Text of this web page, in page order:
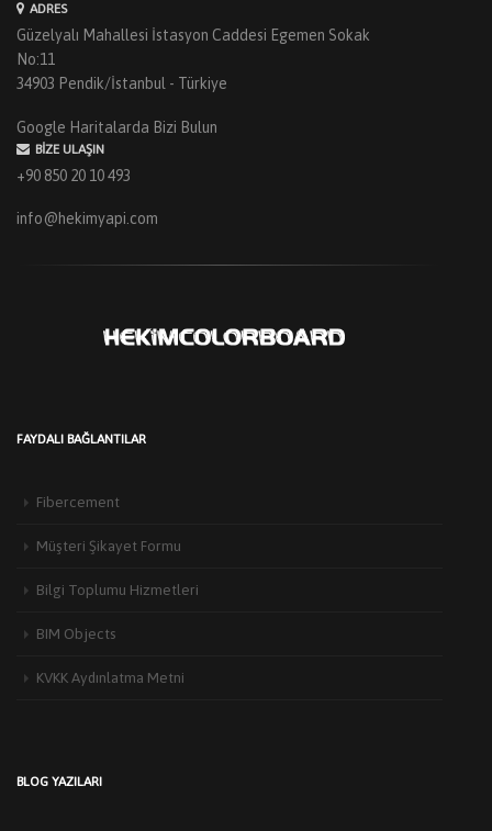
ADRES
Güzelyalı Mahallesi İstasyon Caddesi Egemen Sokak
No:11
34903 Pendik/İstanbul - Türkiye
Google Haritalarda Bizi Bulun
BIZE ULAŞIN
+90 850 20 10 493
info@hekimyapi.com
FAYDALI BAĞLANTILAR
Fibercement
Müşteri Şikayet Formu
Bilgi Toplumu Hizmetleri
BIM Objects
KVKK Aydınlatma Metni
BLOG YAZILARI
3 Haziran 2026
,Edirne Mimarlar Odası [...]